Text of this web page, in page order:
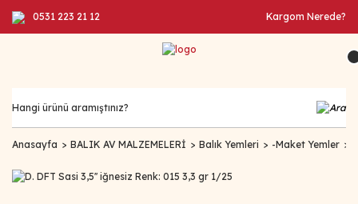
0531 223 21 12 Kargom Nerede?
Anasayfa BALIK AV MALZEMELERİ Balık Yemleri -Maket Yemler